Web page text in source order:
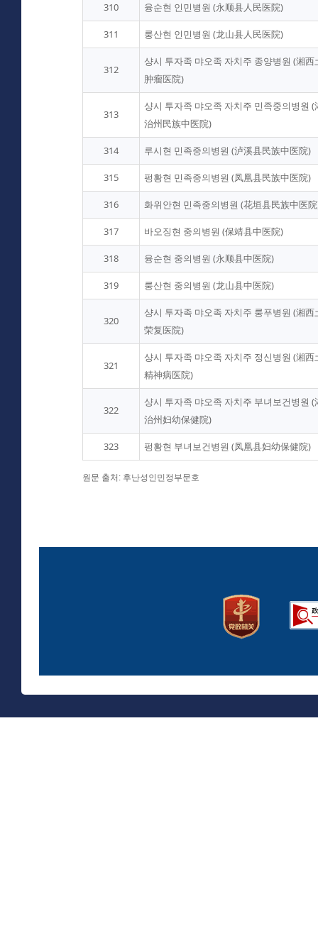
310 융순현 인민병원 (永顺县人民医院)
311 룽산현 인민병원 (龙山县人民医院)
312
샹시 투자족 먀오족 자치주 종양병원 (湘
肿瘤医院)
313
샹시 투자족 먀오족 자치주 민족중의병원
治州民族中医院)
314 루시현 민족중의병원 (泸溪县民族中医院)
315 펑황현 민족중의병원 (凤凰县民族中医院)
316 화위안현 민족중의병원 (花垣县民族中医
317 바오징현 중의병원 (保靖县中医院)
318 융순현 중의병원 (永顺县中医院)
319 룽산현 중의병원 (龙山县中医院)
320
샹시 투자족 먀오족 자치주 룽푸병원 (湘
荣复医院)
321
샹시 투자족 먀오족 자치주 정신병원 (湘
精神病医院)
322
샹시 투자족 먀오족 자치주 부녀보건병원
治州妇幼保健院)
323 펑황현 부녀보건병원 (凤凰县妇幼保健院)
원문 출처: 후난성인민정부문호